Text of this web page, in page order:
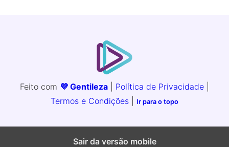
Feito com 💜 Gentileza Política de Privacidade
Termos e Condições
Ir para o topo
Sair da versão mobile